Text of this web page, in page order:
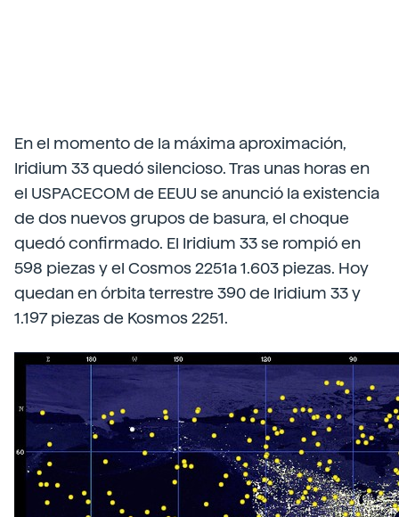
En el momento de la máxima aproximación,
Iridium 33 quedó silencioso. Tras unas horas en
el USPACECOM de EEUU se anunció la existencia
de dos nuevos grupos de basura, el choque
quedó confirmado. El Iridium 33 se rompió en
598 piezas y el Cosmos 2251a 1.603 piezas. Hoy
quedan en órbita terrestre 390 de Iridium 33 y
1.197 piezas de Kosmos 2251.